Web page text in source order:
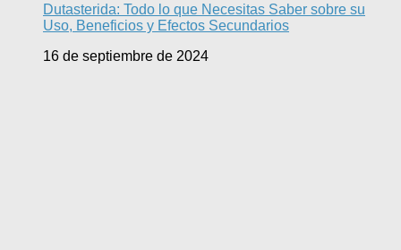
Dutasterida: Todo lo que Necesitas Saber sobre su
Uso, Beneficios y Efectos Secundarios
16 de septiembre de 2024